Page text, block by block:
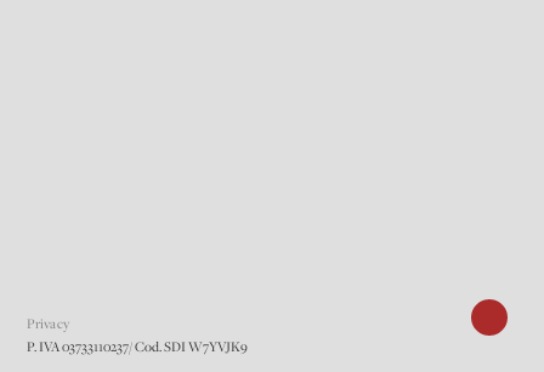
Privacy
P. IVA 03733110237/ Cod. SDI W7YVJK9